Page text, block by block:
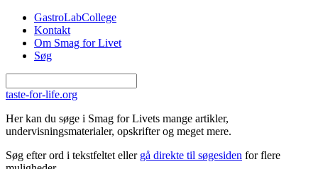
Gå til hovedindhold
GastroLabCollege
Kontakt
Om Smag for Livet
Søg
taste-for-life.org
Her kan du søge i Smag for Livets mange artikler,
undervisningsmaterialer, opskrifter og meget mere.
Søg efter ord i tekstfeltet eller gå direkte til søgesiden for flere